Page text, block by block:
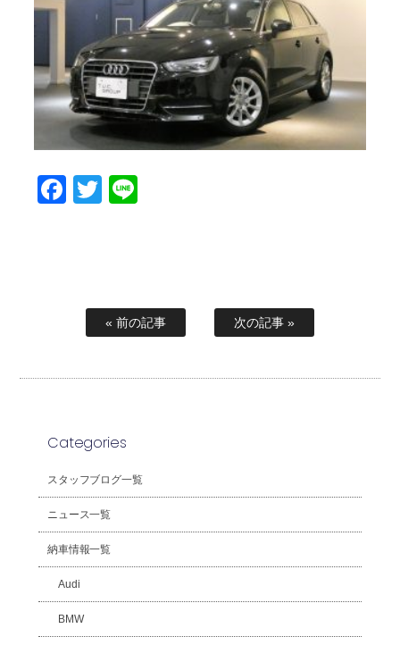
Facebook
Twitter
« 前の記事 次の記事 »
Categories
スタッフブログ一覧
ニュース一覧
納車情報一覧
Audi
BMW